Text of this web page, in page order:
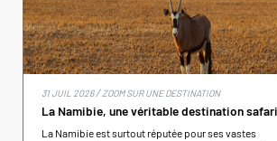
31 JUIL 2026 /ZOOM SUR UNE DESTINATION
La Namibie, une véritable destination
La Namibie est surtout réputée pour ses vastes